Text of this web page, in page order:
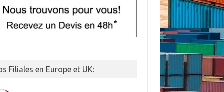
Filiales en Europe et UK: